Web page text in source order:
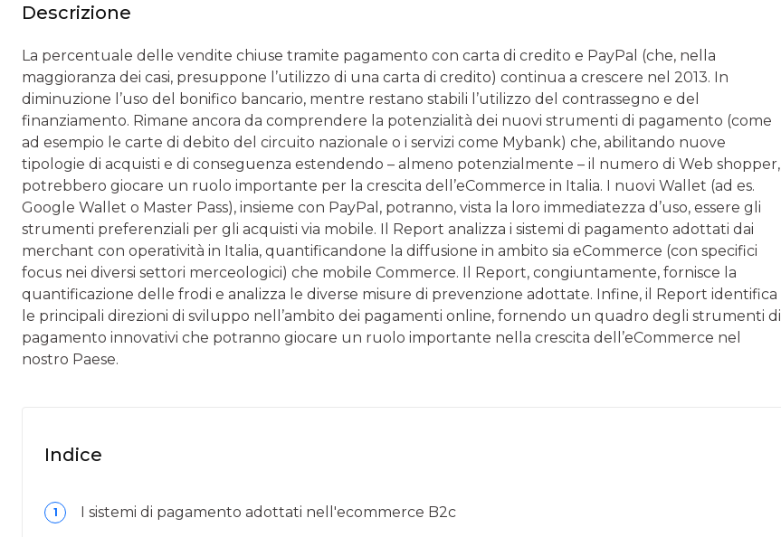
Descrizione
La percentuale delle vendite chiuse tramite pagamento con carta di credito e PayPal (che, nella
maggioranza dei casi, presuppone l’utilizzo di una carta di credito) continua a crescere nel 2013. In
diminuzione l’uso del bonifico bancario, mentre restano stabili l’utilizzo del contrassegno e del
finanziamento. Rimane ancora da comprendere la potenzialità dei nuovi strumenti di pagamento (come
ad esempio le carte di debito del circuito nazionale o i servizi come Mybank) che, abilitando nuove
tipologie di acquisti e di conseguenza estendendo – almeno potenzialmente – il numero di Web shopper,
potrebbero giocare un ruolo importante per la crescita dell’eCommerce in Italia. I nuovi Wallet (ad es.
Google Wallet o Master Pass), insieme con PayPal, potranno, vista la loro immediatezza d’uso, essere gli
strumenti preferenziali per gli acquisti via mobile. Il Report analizza i sistemi di pagamento adottati dai
merchant con operatività in Italia, quantificandone la diffusione in ambito sia eCommerce (con specifici
focus nei diversi settori merceologici) che mobile Commerce. Il Report, congiuntamente, fornisce la
quantificazione delle frodi e analizza le diverse misure di prevenzione adottate. Infine, il Report identifica
le principali direzioni di sviluppo nell’ambito dei pagamenti online, fornendo un quadro degli strumenti di
pagamento innovativi che potranno giocare un ruolo importante nella crescita dell’eCommerce nel
nostro Paese.
Indice
1 I sistemi di pagamento adottati nell'ecommerce B2c